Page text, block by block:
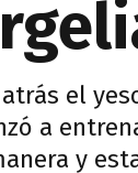
el
a
y